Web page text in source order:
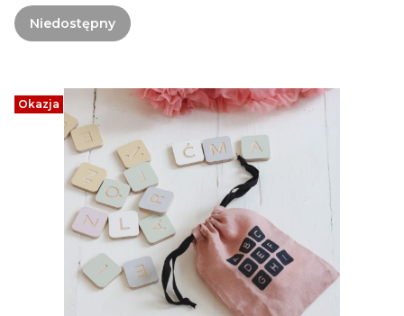
Niedostępny
Okazja